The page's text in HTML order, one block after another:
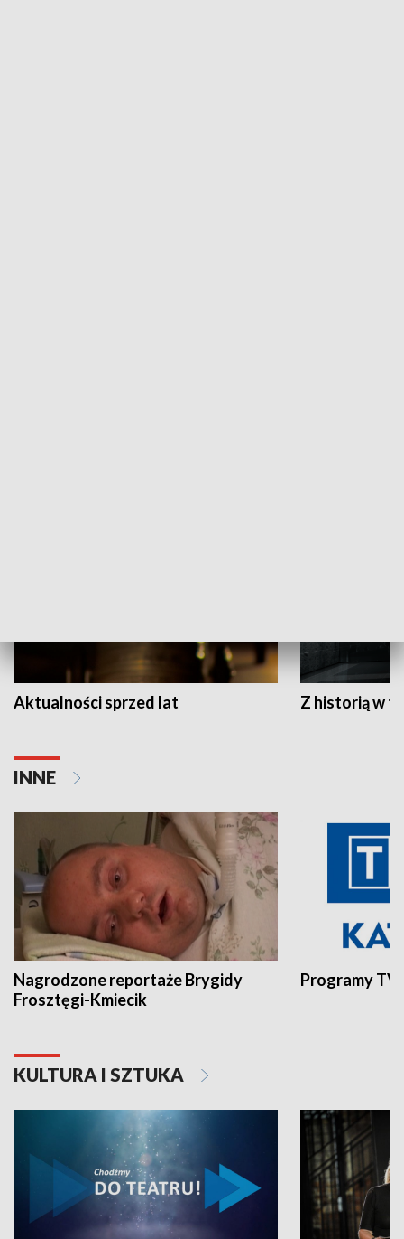
Aktualności sprzed lat Z historią w
INNE
Nagrodzone reportaże Brygidy
Frosztęgi-Kmiecik
Programy
KULTURA I SZTUKA